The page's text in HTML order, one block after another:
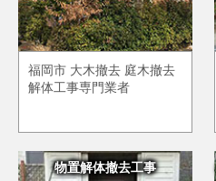
福岡市 大木撤去 庭木撤去
解体工事専門業者
物置解体撤去工事